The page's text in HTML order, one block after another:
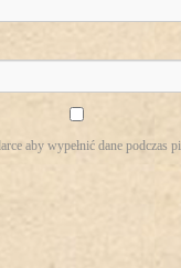
aby wypełnić dane podczas